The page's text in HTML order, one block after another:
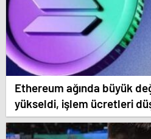
Ethereum ağında büyük
yükseldi, işlem ücretleri